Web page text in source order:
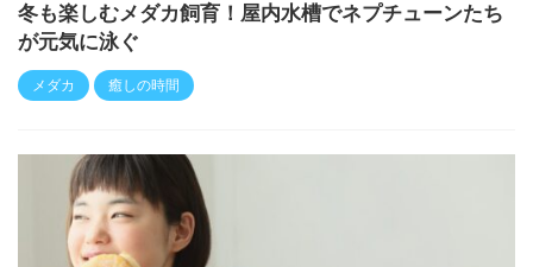
冬も楽しむメダカ飼育！屋内水槽でネプチューンたち
が元気に泳ぐ
メダカ 癒しの時間